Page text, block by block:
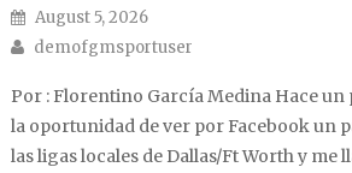
Posted on
August 5, 2026
Author
demofgmsportuser
Por : Florentino García Medina Hace un
la oportunidad de ver por Facebook un
las ligas locales de Dallas/Ft Worth y me